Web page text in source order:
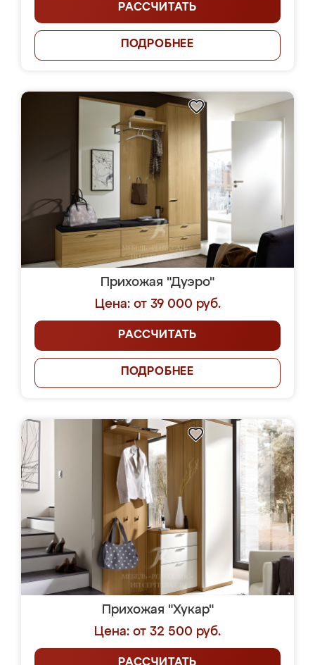
РАССЧИТАТЬ
ПОДРОБНЕЕ
Прихожая "Дуэро"
Цена: от 39 000 руб.
РАССЧИТАТЬ
ПОДРОБНЕЕ
Прихожая "Хукар"
Цена: от 32 500 руб.